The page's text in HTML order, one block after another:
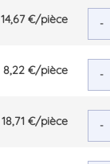
14,67 €/pièce -
8,22 €/pièce -
18,71 €/pièce -